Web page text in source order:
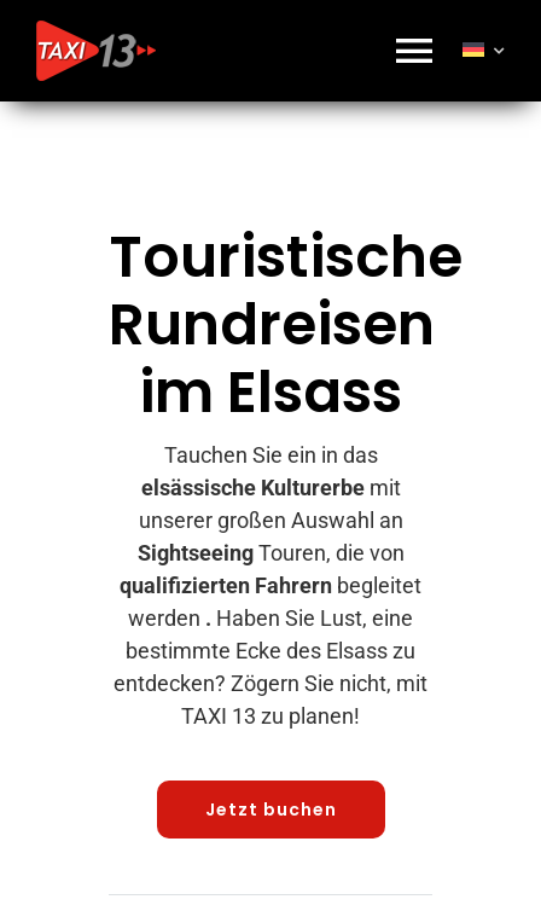
Skip
content
Nos Services
Qui sommes-nous ?
Appeler avec Whatsapp
+33 3 88 36 13 13
Touristische
Rundreisen
im Elsass
Tauchen Sie ein in das
elsässische Kulturerbe mit
unserer großen Auswahl an
SightseeingTouren, die von
qualifizierten Fahrern begleitet
werden . Haben Sie Lust, eine
bestimmte Ecke des Elsass zu
entdecken? Zögern Sie nicht, mit
TAXI 13 zu planen!
Jetzt buchen